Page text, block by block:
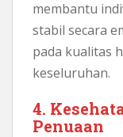
membantu
stabil secara
pada kualitas
keseluruhan.
4.
Penuaan